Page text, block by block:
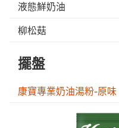
液態鮮奶油
柳松菇
擺盤
康寶專業奶油湯粉-原味